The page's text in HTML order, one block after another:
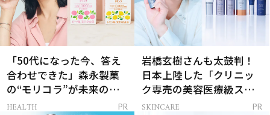
「50代になった今、答え
合わせできた」森永製菓
の“モリコラ”が未来のキ
レイを連れてくる！
HEALTH PR
岩橋玄樹さんも太鼓判！
日本上陸した「クリニッ
ク専売の美容医療級スキ
ンケア」
SKINCARE PR